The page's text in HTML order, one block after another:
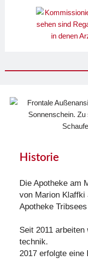
Historie
Die Apotheke am
von Marion Klaffki
Apotheke
Seit 2011
technik.
2017 erfolgte eine